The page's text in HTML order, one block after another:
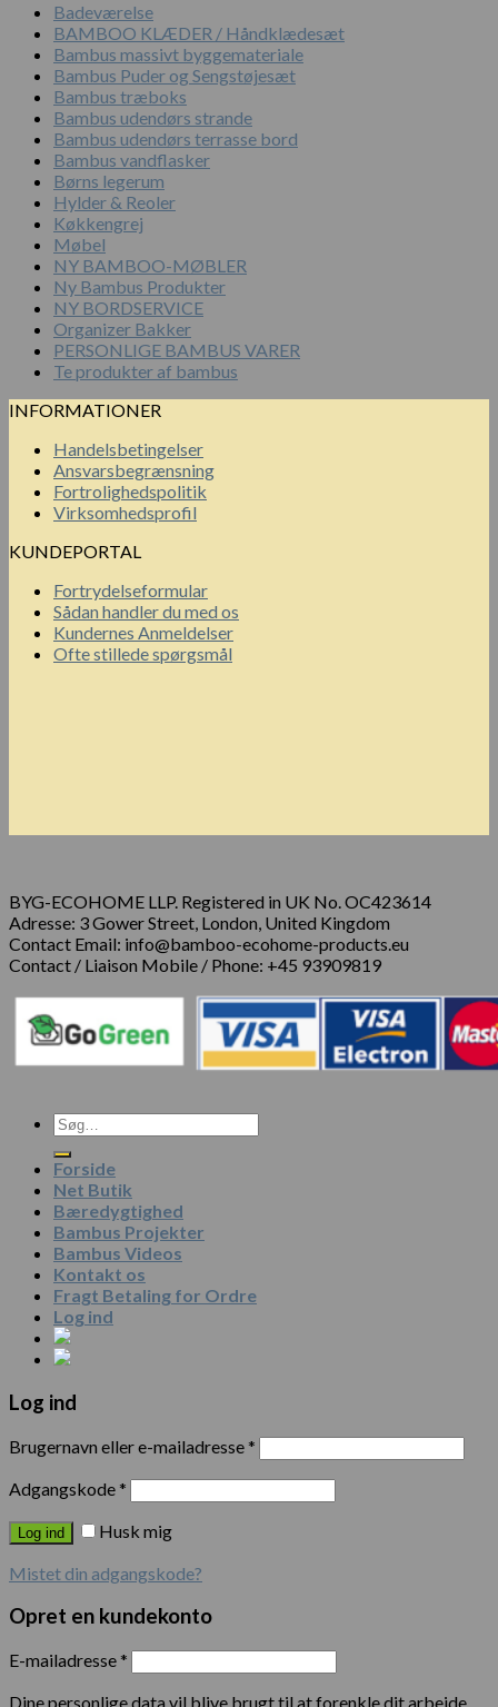
Badeværelse
BAMBOO KLÆDER / Håndklædesæt
Bambus massivt byggemateriale
Bambus Puder og Sengstøjesæt
Bambus træboks
Bambus udendørs strande
Bambus udendørs terrasse bord
Bambus vandflasker
Børns legerum
Hylder & Reoler
Køkkengrej
Møbel
NY BAMBOO-MØBLER
Ny Bambus Produkter
NY BORDSERVICE
Organizer Bakker
PERSONLIGE BAMBUS VARER
Te produkter af bambus
INFORMATIONER
Handelsbetingelser
Ansvarsbegrænsning
Fortrolighedspolitik
Virksomhedsprofil
KUNDEPORTAL
Fortrydelseformular
Sådan handler du med os
Kundernes Anmeldelser
Ofte stillede spørgsmål
BYG-ECOHOME LLP. Registered in UK No. OC423614
Adresse: 3 Gower Street, London, United Kingdom
Contact Email: info@bamboo-ecohome-products.eu
Contact / Liaison Mobile / Phone: +45 93909819
Forside
Net Butik
Bæredygtighed
Bambus Projekter
Bambus Videos
Kontakt os
Fragt Betaling for Ordre
Log ind
Log ind
Brugernavn eller e-mailadresse*
Adgangskode*
Log ind
Husk mig
Mistet din adgangskode?
Opret en kundekonto
E-mailadresse*
Dine personlige data vil blive brugt til at forenkle dit arbejde